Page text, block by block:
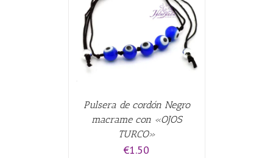
Pulsera de cordón Negro
macrame con «OJOS
TURCO»
€1.50